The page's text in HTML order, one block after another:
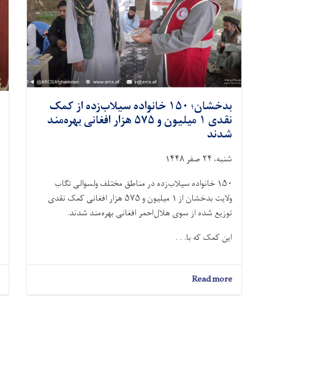
بدخشان؛ ۱۵۰ خانواده سیلاب‌زده از کمک
نقدی ۱ میلیون و ۵۷۵ هزار افغانی بهره‌مند
شدند
شنبه، ۲۴ صفر ۱۴۴۸
۱۵۰ خانواده سیلاب‌زده در مناطق مختلف ولسوالی تگاب
ولایت بدخشان از ۱ میلیون و ۵۷۵ هزار افغانی کمک نقدی
توزيع شده از سوی هلال‌احمر افغانی بهره‌مند شدند.
این کمک که با. . .
Read more
بدخشان؛